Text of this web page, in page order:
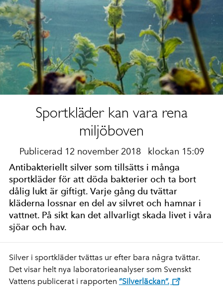
Sportkläder kan vara rena
miljöboven
Publicerad 12 november 2018 klockan 15:09
Antibakteriellt silver som tillsätts i många
sportkläder för att döda bakterier och ta bort
dålig lukt är giftigt. Varje gång du tvättar
kläderna lossnar en del av silvret och hamnar i
vattnet. På sikt kan det allvarligt skada livet i våra
sjöar och hav.
Silver i sportkläder tvättas ur efter bara några tvättar.
Det visar helt nya laboratorieanalyser som Svenskt
Vattens publicerat i rapporten ”Silverläckan”.